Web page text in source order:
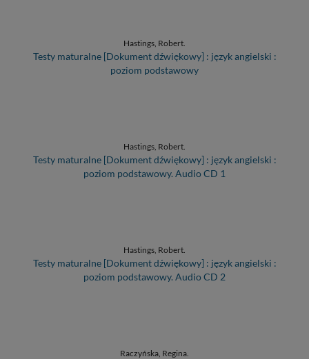
Hastings, Robert.
Testy maturalne [Dokument dźwiękowy] : język angielski :
poziom podstawowy
Hastings, Robert.
Testy maturalne [Dokument dźwiękowy] : język angielski :
poziom podstawowy. Audio CD 1
Hastings, Robert.
Testy maturalne [Dokument dźwiękowy] : język angielski :
poziom podstawowy. Audio CD 2
Raczyńska, Regina.